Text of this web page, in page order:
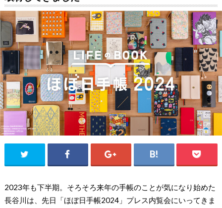
2023年も下半期。そろそろ来年の手帳のことが気になり始めた
長谷川は、先日「ほぼ日手帳2024」プレス内覧会にいってきま